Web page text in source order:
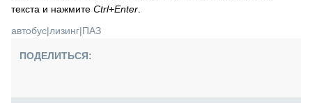
текста и нажмите Ctrl+Enter
автобус|лизинг|ПАЗ
ПОДЕЛИТЬСЯ: